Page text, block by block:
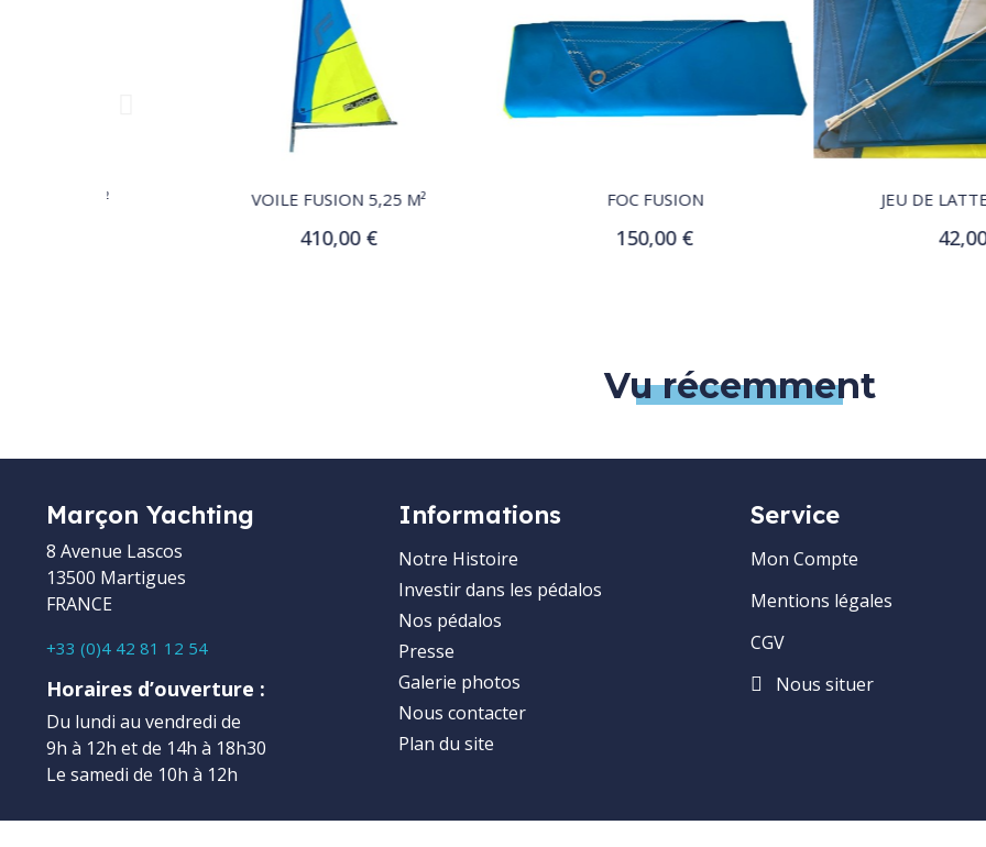
QUICK VIEW
VOILE FUSION 5,25 M²
410,00 €
Ajouter au panier
FOC FUSION
150,00 €
Ajouter au panier
QUICK VIEW
JEU DE LATTES
Ajouter au panier
Vu récemment
Marçon Yachting
8 Avenue Lascos
13500 Martigues
FRANCE
+33 (0)4 42 81 12 54
Horaires d’ouverture :
Du lundi au vendredi de
9h à 12h et de 14h à 18h30
Le samedi de 10h à 12h
Informations
Notre Histoire
Investir dans les pédalos
Nos pédalos
Presse
Galerie photos
Nous contacter
Plan du site
Service
Mon Compte
Mentions légales
CGV
Nous situer